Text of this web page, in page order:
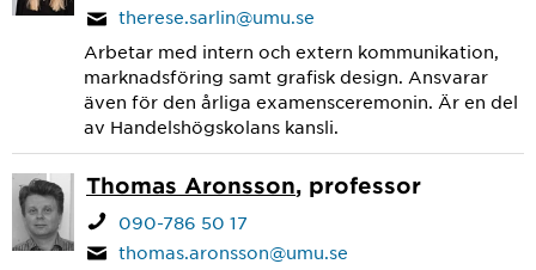
therese.sarlin@umu.se
Arbetar med intern och extern kommunikation,
marknadsföring samt grafisk design. Ansvarar
även för den årliga examensceremonin. Är en del
av Handelshögskolans kansli.
Thomas Aronsson, professor
090-786 50 17
thomas.aronsson@umu.se